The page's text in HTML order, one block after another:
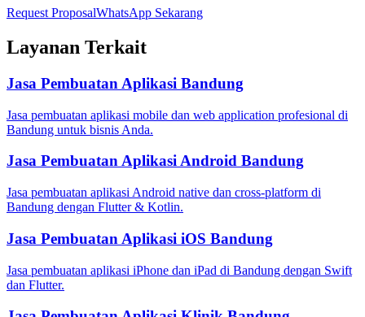
Request ProposalWhatsApp Sekarang
Layanan Terkait
Jasa Pembuatan Aplikasi Bandung
Jasa pembuatan aplikasi mobile dan web application profesional di
Bandung untuk bisnis Anda.
Jasa Pembuatan Aplikasi Android Bandung
Jasa pembuatan aplikasi Android native dan cross-platform di
Bandung dengan Flutter & Kotlin.
Jasa Pembuatan Aplikasi iOS Bandung
Jasa pembuatan aplikasi iPhone dan iPad di Bandung dengan Swift
dan Flutter.